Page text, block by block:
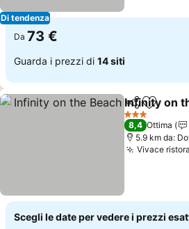
Di tendenza
Da 73 €
Guarda i prezzi di 14 siti
Condividi
Infinity on
3 Stelle
8,4 Ottima
5.9 km da:
Vivace
Scegli le date per vedere i prezzi